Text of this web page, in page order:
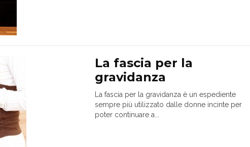
La fascia per la
gravidanza
La fascia per la gravidanza è un espediente
sempre più utilizzato dalle donne incinte per
poter continuare a...